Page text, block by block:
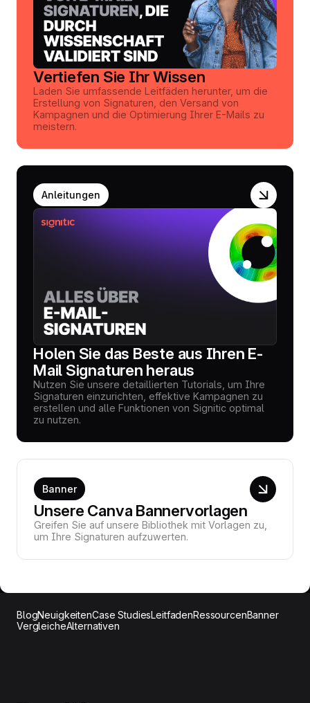
Vertiefen Sie Ihr Wissen
Laden Sie umfassende Leitfäden herunter, um die
Erstellung von Signaturen, den Versand von
Kampagnen und die Optimierung Ihrer E-Mails zu
meistern.
Anleitungen
Holen Sie das Beste aus Ihren E-
Mail Signaturen heraus
Nutzen Sie unsere detaillierten Tutorials, um Ihre
Signaturen einzurichten, effektive Kampagnen zu
erstellen und alle Funktionen von Signitic optimal
zu nutzen.
Banner
Unsere Canva Bannervorlagen
Greifen Sie auf unsere Bibliothek mit Vorlagen zu,
um Ihre Signaturen aufzuwerten.
BlogNeuigkeitenCase StudiesLeitfadenRessourcenBanner
VergleicheAlternativen